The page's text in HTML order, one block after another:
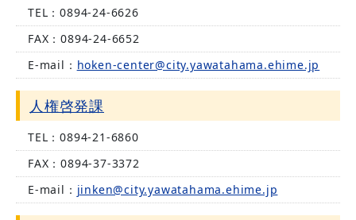
TEL：0894-24-6626
FAX：0894-24-6652
E-mail： hoken-center@city.yawatahama.ehime.jp
人権啓発課
TEL：0894-21-6860
FAX：0894-37-3372
E-mail： jinken@city.yawatahama.ehime.jp